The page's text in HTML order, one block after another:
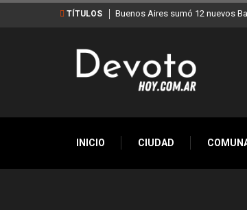
TÍTULOS Buenos Aires sumó 12 nuevos
INICIO CIUDAD